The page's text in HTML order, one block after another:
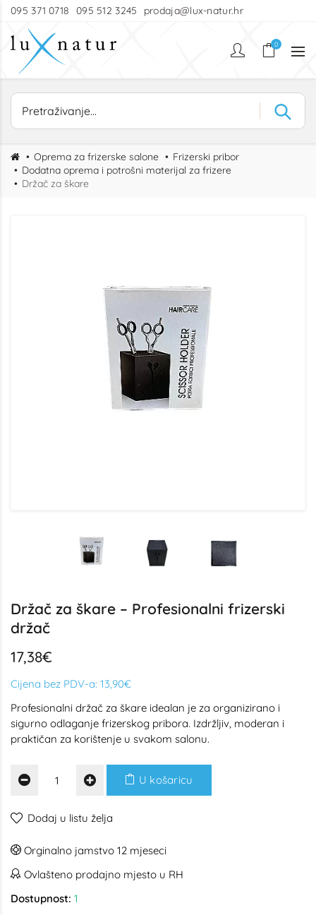
095 371 0718 095 512 3245 prodaja@lux-natur.hr
0
Oprema za frizerske salone
Frizerski pribor
Dodatna oprema i potrošni materijal za frizere
Držač za škare
Držač za škare – Profesionalni frizerski
držač
17,38€
Cijena bez PDV-a: 13,90€
Profesionalni držač za škare idealan je za organizirano i
sigurno odlaganje frizerskog pribora. Izdržljiv, moderan i
praktičan za korištenje u svakom salonu.
U košaricu
Dodaj u listu želja
Orginalno jamstvo 12 mjeseci
Ovlašteno prodajno mjesto u RH
Dostupnost: 1